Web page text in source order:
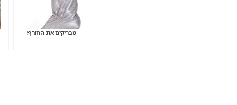
מבריקים את החורף!